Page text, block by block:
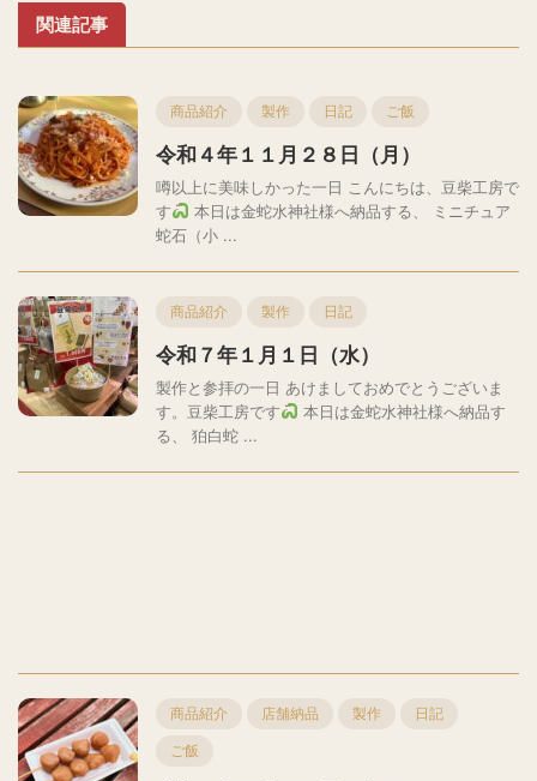
関連記事
商品紹介 製作 日記 ご飯
令和４年１１月２８日（月）
噂以上に美味しかった一日 こんにちは、豆柴工房で
す
本日は金蛇水神社様へ納品する、 ミニチュア
蛇石（小 ...
商品紹介 製作 日記
令和７年１月１日（水）
製作と参拝の一日 あけましておめでとうございま
す。豆柴工房です
本日は金蛇水神社様へ納品す
る、 狛白蛇 ...
商品紹介 店舗納品 製作 日記
ご飯